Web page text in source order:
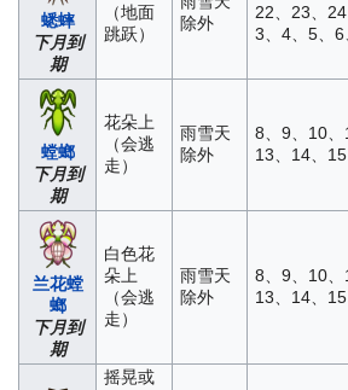
蟋蟀
下月到
期
（地面
跳跃）
除外
22、23、24
3、4、5、6
螳螂
下月到
期
花朵上
（会逃
走）
雨雪天
除外
8、9、10、
13、14、
兰花螳
螂
下月到
期
白色花
朵上
（会逃
走）
雨雪天
除外
8、9、10、
13、14、
摇晃或